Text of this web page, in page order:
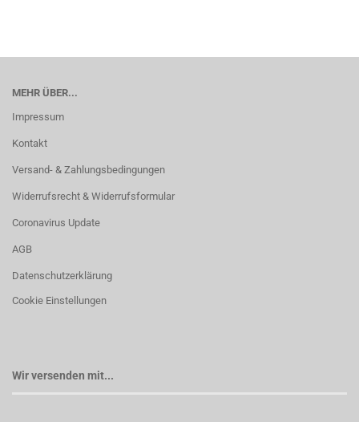
MEHR ÜBER...
Impressum
Kontakt
Versand- & Zahlungsbedingungen
Widerrufsrecht & Widerrufsformular
Coronavirus Update
AGB
Datenschutzerklärung
Cookie Einstellungen
Wir versenden mit...